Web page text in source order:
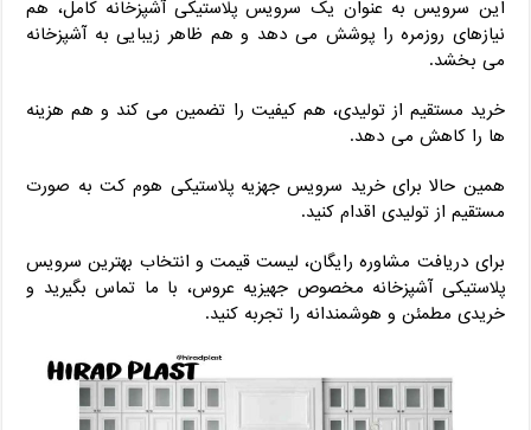
این سرویس به ‌عنوان یک سرویس پلاستیکی آشپزخانه کامل، هم
نیازهای روزمره را پوشش می‌ دهد و هم ظاهر زیبایی به آشپزخانه
می ‌بخشد.
خرید مستقیم از تولیدی، هم کیفیت را تضمین می ‌کند و هم هزینه‌
ها را کاهش می ‌دهد.
همین حالا برای خرید سرویس جهزیه پلاستیکی هوم کت به ‌صورت
مستقیم از تولیدی اقدام کنید.
برای دریافت مشاوره رایگان، لیست قیمت و انتخاب بهترین سرویس
پلاستیکی آشپزخانه مخصوص جهیزیه عروس، با ما تماس بگیرید و
خریدی مطمئن و هوشمندانه را تجربه کنید.